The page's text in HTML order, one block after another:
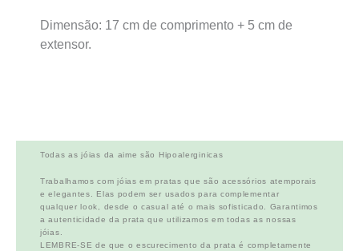
Dimensão: 17 cm de comprimento + 5 cm de
extensor.
Todas as jóias da aime são Hipoalerginicas
Trabalhamos com jóias em pratas que são acessórios atemporais
e elegantes. Elas podem ser usados para complementar
qualquer look, desde o casual até o mais sofisticado. Garantimos
a autenticidade da prata que utilizamos em todas as nossas
jóias.
LEMBRE-SE de que o escurecimento da prata é completamente